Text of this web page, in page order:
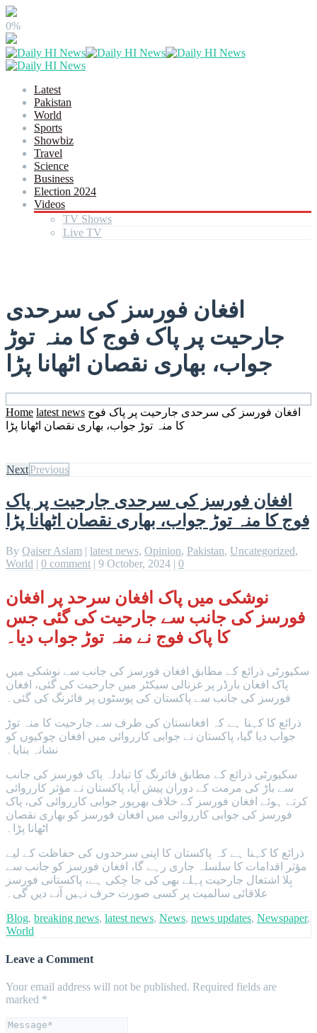
0%
Latest
Pakistan
World
Sports
Showbiz
Travel
Science
Business
Election 2024
Videos
TV Shows
Live TV
افغان فورسز کی سرحدی
جارحیت پر پاک فوج کا منہ توڑ
جواب، بھاری نقصان اٹھانا پڑا
Home latest news افغان فورسز کی سرحدی جارحیت پر پاک فوج
کا منہ توڑ جواب، بھاری نقصان اٹھانا پڑا
NextPrevious
افغان فورسز کی سرحدی جارحیت پر پاک
فوج کا منہ توڑ جواب، بھاری نقصان اٹھانا پڑا
By Qaiser Aslam | latest news, Opinion, Pakistan, Uncategorized,
World | 0 comment | 9 October, 2024 | 0
نوشکی میں پاک افغان سرحد پر افغان
فورسز کی جانب سے جارحیت کی گئی جس
کا پاک فوج نے منہ توڑ جواب دیا۔
سکیورٹی ذرائع کے مطابق افغان فورسز کی جانب سے نوشکی میں
پاک افغان بارڈر پر غزنالی سیکٹر میں جارحیت کی گئی، افغان
فورسز کی جانب سے پاکستان کی پوسٹوں پر فائرنگ کی گئی۔
ذرائع کا کہنا ہے کہ افغانستان کی طرف سے جارحیت کا منہ توڑ
جواب دیا گیا، پاکستان نے جوابی کارروائی میں افغان چوکیوں کو
نشانہ بنایا۔
سکیورٹی ذرائع کے مطابق فائرنگ کا تبادلہ پاک فورسز کی جانب
سے باڑ کی مرمت کے دوران پیش آیا، پاکستان نے مؤثر کارروائی
کرتے ہوئے افغان فورسز کے خلاف بھرپور جوابی کارروائی کی، پاک
فورسز کی جوابی کارروائی میں افغان فورسز کو بھاری نقصان
اٹھانا پڑا۔
ذرائع کا کہنا ہے کہ پاکستان کا اپنی سرحدوں کی حفاظت کے لیے
مؤثر اقدامات کا سلسلہ جاری رہے گا، افغان فورسز کو جانب سے
بِلا اشتعال جارحیت پہلے بھی کی جا چکی ہے، پاکستانی فورسز
علاقائی سالمیت پر کسی صورت حرف نہیں آنے دیں گی۔
Blog, breaking news, latest news, News, news updates, Newspaper,
World
Leave a Comment
Your email address will not be published. Required fields are
marked *